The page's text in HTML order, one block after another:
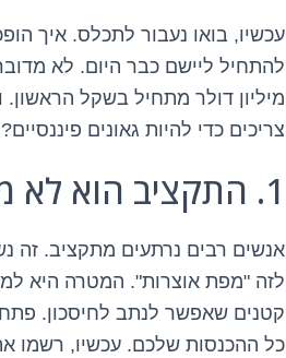
עכשיו, בואו נעבור לתכלס. איך
להתחיל ליישם כבר היום. לא
מיליון דולר מתחיל בשקל הראשון.
צריכים כדי להיות גאונים פיננסיים?
1. התקציב הוא לא מילה גסה, הוא המפה לאוצר!
אנשים רבים נרתעים מתקציב. זה
לזה "מפת אוצרות". המטרה היא
קטנים שאפשר לנתב לחיסכון.
כל ההכנסות שלכם. עכשיו, רשמו